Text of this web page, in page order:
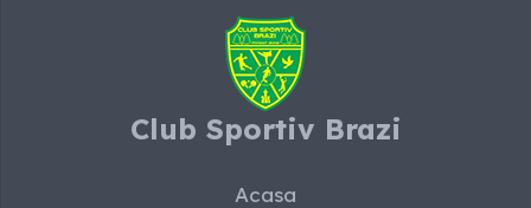
Club Sportiv Brazi
Acasa